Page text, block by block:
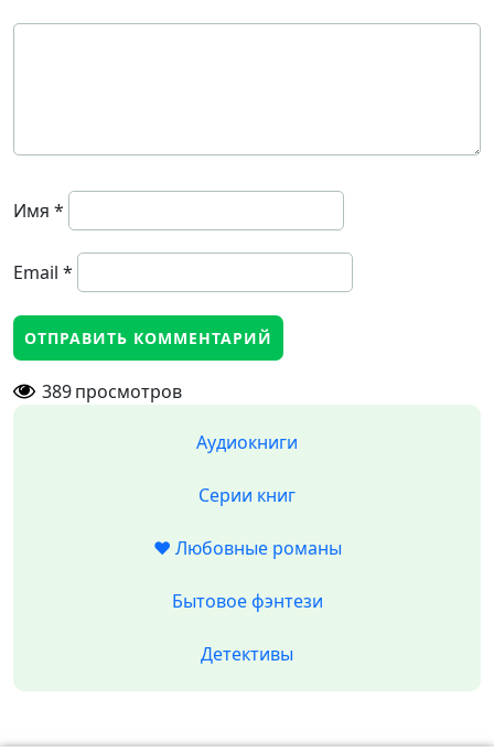
Имя *
Email *
389просмотров
Аудиокниги
Серии книг
❤️ Любовные романы
Бытовое фэнтези
Детективы